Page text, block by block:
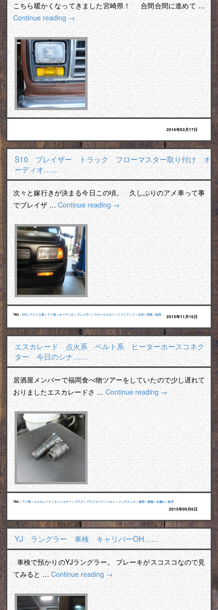
こちら暖かくなってきました宮崎県！ 合間合間に進めて …
Continue reading→
2016年03月17日
S10 ブレイザー トラック フローマスター取り付け オ
ーディオ……
次々と嫁行きが決まる今日この頃。 久しぶりのアメ車って事
でブレイザ …Continue reading→
TAG : S10 • アメリカ車 • アメ車 • オーディオ • ブレイザー • フローマスター • リフトアップ• 九州 • 宮崎 • 延岡 2015年11月16日
エスカレード 点火系 ベルト系 ヒーターホースコネク
ター 今日のシナ……
居酒屋メンバーで福岡食べ物ツアーをしていたので少し遅れて
おりましたエスカレードさ …Continue reading→
TAG : アメ車 • エスカレード • テンショナー • プラグ• プラグコード • ベルト • メンテナンス • 修理 • 整備 • 水漏れ • 販売
2015年09月6日
YJ ラングラー 車検 キャリパーOH……
車検で預かりのYJラングラー。 ブレーキがスコスコなので見
てみると …Continue reading→